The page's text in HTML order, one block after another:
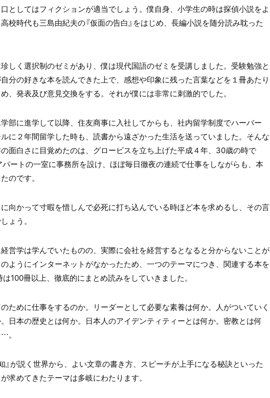
としてはフィクションが適当でしょう。僕自身、小学生の時は探偵小説をよ
校時代も三島由紀夫の『仮面の告白』をはじめ、長編小説を随分読み耽った
しく選択制のゼミがあり、僕は現代国語のゼミを受講しました。受験勉強と
分の好きな本を読んできた上で、感想や印象に残った言葉などを１冊あたり
、発表及び意見交換をする。それが僕には非常に刺激的でした。
部に進学して以降、住友商事に入社してからも、社内留学制度でハーバー
に２年間留学した時も、読書から遠ざかった生活を送っていました。そんな
面白さに目覚めたのは、グロービスを立ち上げた平成４年、 30歳の時で
ートの一室に事務所を設け、ほぼ毎日徹夜の連続で仕事をしながらも、本
のです。
向かって寸暇を惜しんで必死に打ち込んでいる時ほど本を求めるし、その言
ょう。
営学は学んでいたものの、実際に会社を経営するとなると分からないことが
ようにインターネットがなかったため、一つのテーマにつき、関連する本を
100冊以上、徹底的にまとめ読みをしていきました。
ために仕事をするのか。リーダーとして必要な素養は何か。人がついていく
日本の歴史とは何か。日本人のアイデンティティーとは何か。密教とは何
。
』が説く世界から、よい文章の書き方、スピーチが上手になる秘訣といった
求めてきたテーマは多岐にわたります。